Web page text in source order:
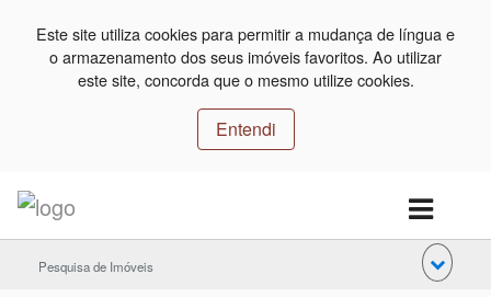
Este site utiliza cookies para permitir a mudança de língua e
o armazenamento dos seus imóveis favoritos. Ao utilizar
este site, concorda que o mesmo utilize cookies.
Entendi
Pesquisa de Imóveis